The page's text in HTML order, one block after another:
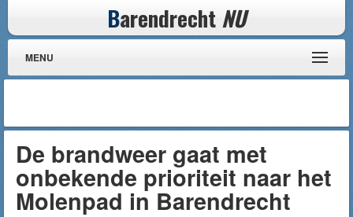
Barendrecht NU
MENU
De brandweer gaat met
onbekende prioriteit naar het
Molenpad in Barendrecht